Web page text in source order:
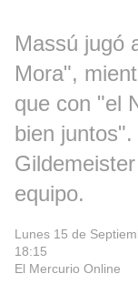
Massú jugó
Mora",
que con "el
bien
equipo.
Lunes 15 de
18:15
El Mercurio Online